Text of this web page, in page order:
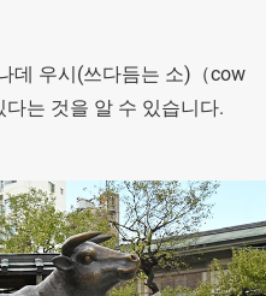
데 우시(쓰다듬는 소)（cow
는 것을 알 수 있습니다.